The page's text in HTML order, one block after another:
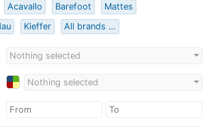
Acavallo Barefoot
Mattes
Kieffer All brands …
Nothing selected
Nothing selected